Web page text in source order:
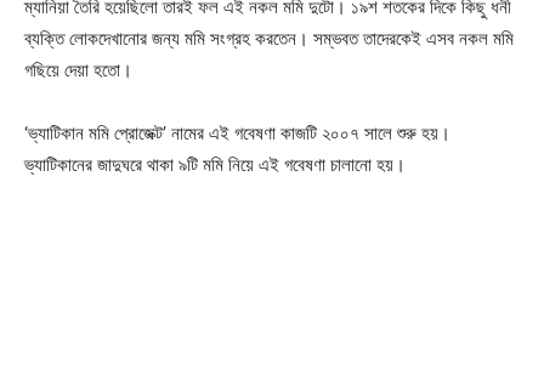
ম্যানিয়া তৈরি হয়েছিলো তারই ফল এই নকল মমি দুটো। ১৯শ শতকের দিকে কিছু ধনী
ব্যক্তি লোকদেখানোর জন্য মমি সংগ্রহ করতেন। সম্ভবত তাদেরকেই এসব নকল মমি
গছিয়ে দেয়া হতো।
‘ভ্যাটিকান মমি প্রোজেক্ট’ নামের এই গবেষণা কাজটি ২০০৭ সালে শুরু হয়।
ভ্যাটিকানের জাদুঘরে থাকা ৯টি মমি নিয়ে এই গবেষণা চালানো হয়।